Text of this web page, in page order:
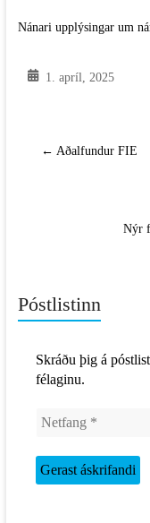
Nánari upplýsingar um
1. apríl, 2025
← Aðalfundur FIE
Nýr
Póstlistinn
Skráðu þig á
félaginu.